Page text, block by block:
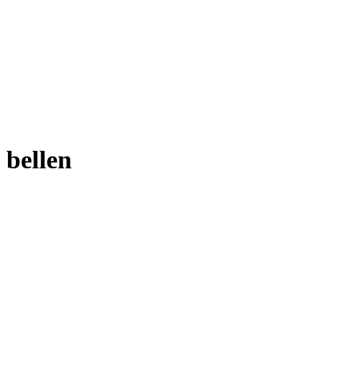
bellen